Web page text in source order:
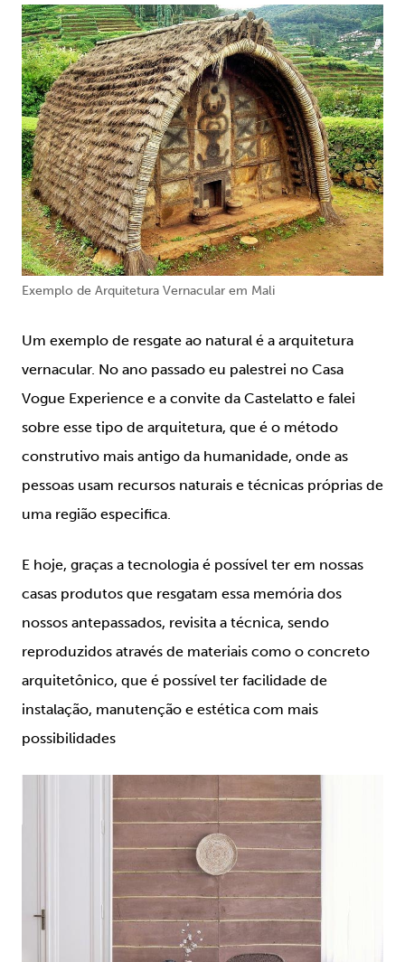
Exemplo de Arquitetura Vernacular em Mali
Um exemplo de resgate ao natural é a arquitetura
vernacular. No ano passado eu palestrei no Casa
Vogue Experience e a convite da Castelatto e falei
sobre esse tipo de arquitetura, que é o método
construtivo mais antigo da humanidade, onde as
pessoas usam recursos naturais e técnicas próprias de
uma região especifica.
E hoje, graças a tecnologia é possível ter em nossas
casas produtos que resgatam essa memória dos
nossos antepassados, revisita a técnica, sendo
reproduzidos através de materiais como o concreto
arquitetônico, que é possível ter facilidade de
instalação, manutenção e estética com mais
possibilidades